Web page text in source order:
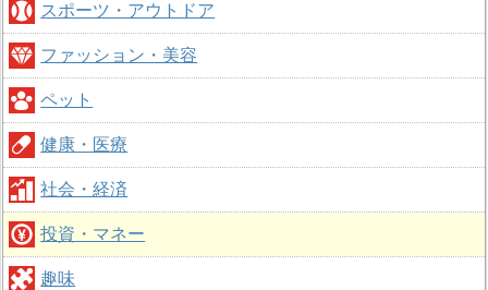
スポーツ・アウトドア
ファッション・美容
ペット
健康・医療
社会・経済
投資・マネー
趣味